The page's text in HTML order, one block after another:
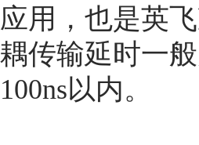
应用，也是英
耦传输延时一
100ns以内。